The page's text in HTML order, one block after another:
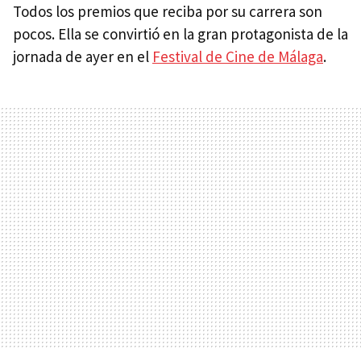
Todos los premios que reciba por su carrera son
pocos. Ella se convirtió en la gran protagonista de la
jornada de ayer en el Festival de Cine de Málaga.